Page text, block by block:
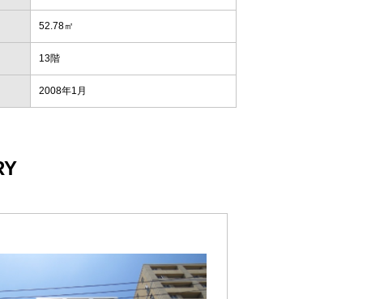
52.78㎡
13階
2008年1月